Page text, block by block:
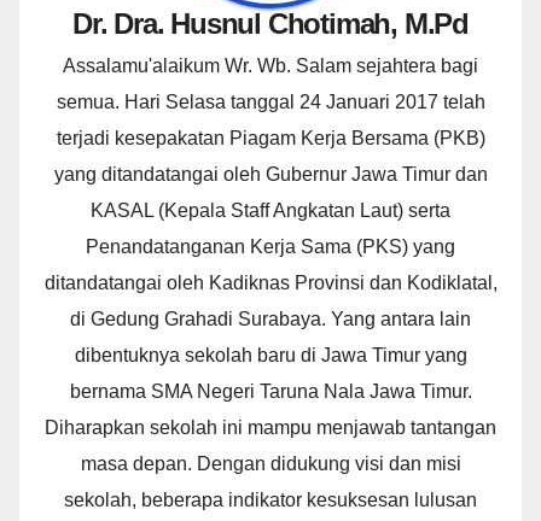
Dr. Dra. Husnul Chotimah, M.Pd
Assalamu'alaikum Wr. Wb. Salam sejahtera bagi
semua. Hari Selasa tanggal 24 Januari 2017 telah
terjadi kesepakatan Piagam Kerja Bersama (PKB)
yang ditandatangai oleh Gubernur Jawa Timur dan
KASAL (Kepala Staff Angkatan Laut) serta
Penandatanganan Kerja Sama (PKS) yang
ditandatangai oleh Kadiknas Provinsi dan Kodiklatal,
di Gedung Grahadi Surabaya. Yang antara lain
dibentuknya sekolah baru di Jawa Timur yang
bernama SMA Negeri Taruna Nala Jawa Timur.
Diharapkan sekolah ini mampu menjawab tantangan
masa depan. Dengan didukung visi dan misi
sekolah, beberapa indikator kesuksesan lulusan